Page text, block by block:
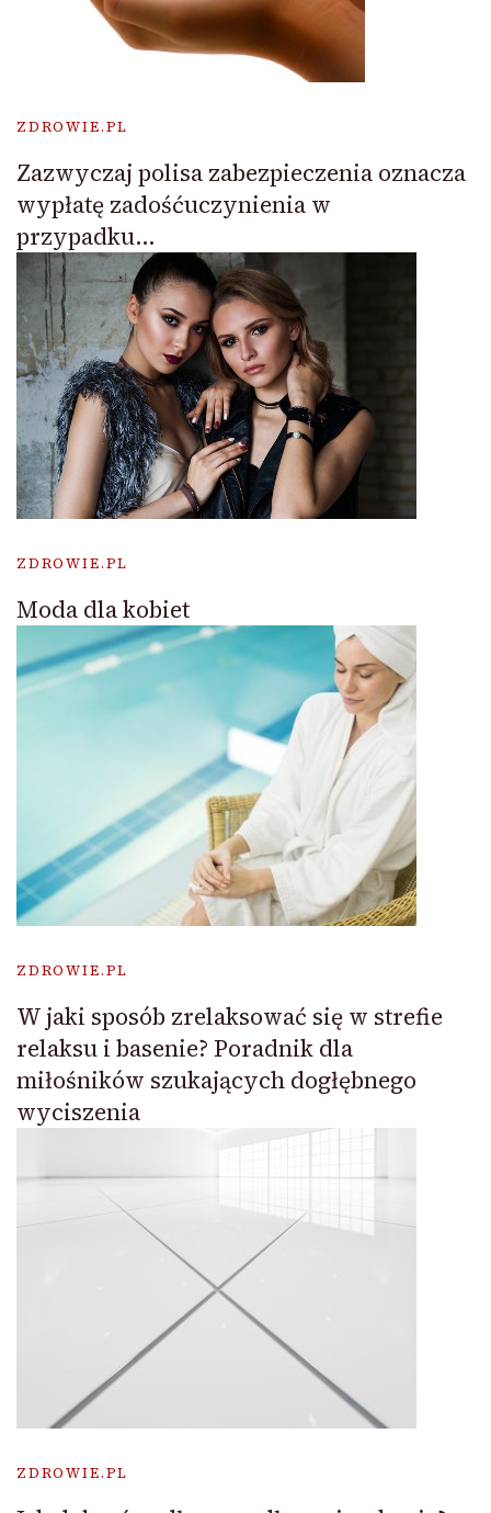
ZDROWIE.PL
Zazwyczaj polisa zabezpieczenia oznacza
wypłatę zadośćuczynienia w
przypadku…
ZDROWIE.PL
Moda dla kobiet
ZDROWIE.PL
W jaki sposób zrelaksować się w strefie
relaksu i basenie? Poradnik dla
miłośników szukających dogłębnego
wyciszenia
ZDROWIE.PL